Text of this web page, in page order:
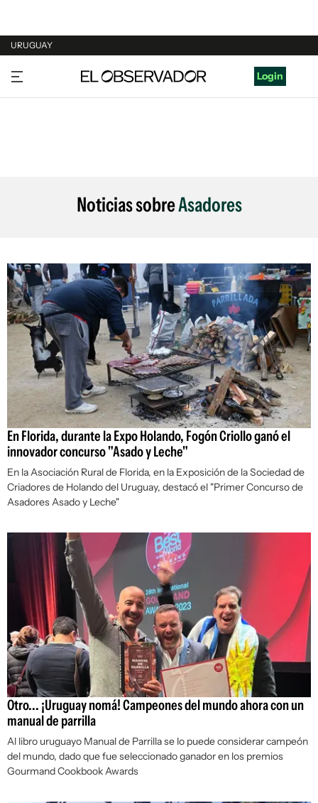
URUGUAY
URUGUAY
ARGENTINA
Login
Noticias sobreAsadores
En Florida, durante la Expo Holando, Fogón Criollo ganó el
innovador concurso "Asado y Leche"
En la Asociación Rural de Florida, en la Exposición de la Sociedad de
Criadores de Holando del Uruguay, destacó el "Primer Concurso de
Asadores Asado y Leche"
Otro... ¡Uruguay nomá! Campeones del mundo ahora con un
manual de parrilla
Al libro uruguayo Manual de Parrilla se lo puede considerar campeón
del mundo, dado que fue seleccionado ganador en los premios
Gourmand Cookbook Awards